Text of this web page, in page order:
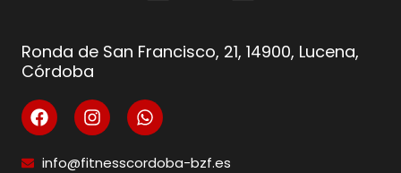
Ronda de San Francisco, 21, 14900, Lucena,
Córdoba
info@fitnesscordoba-bzf.es